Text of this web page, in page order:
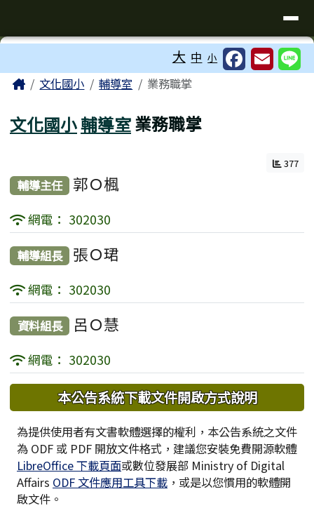
⏸
大 中 小
主內容區域
Home文化國小 輔導室 業務職掌
文化國小輔導室業務職掌
377
輔導主任 郭Ｏ楓
網電： 302030
輔導組長 張Ｏ珺
網電： 302030
資料組長 呂Ｏ慧
網電： 302030
下中區域內容
本公告系統下載文件開啟方式說明
為提供使用者有文書軟體選擇的權利，本公告系統之文件
為 ODF 或 PDF 開放文件格式，建議您安裝免費開源軟體
LibreOffice 下載頁面或數位發展部 Ministry of Digital
Affairs ODF 文件應用工具下載 ，或是以您慣用的軟體開
啟文件。
頁尾區域